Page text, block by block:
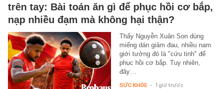
trên tay: Bài toán ăn gì để phục hồi cơ bắp,
nạp nhiều đạm mà không hại thận?
Thấy Nguyễn Xuân Son dùng
miếng dán giảm đau, nhiều nam
giới tưởng đó là "cứu tinh" để
phục hồi cơ bắp. Tuy nhiên,
đây…
SỨC KHỎE - 1 giờ trước